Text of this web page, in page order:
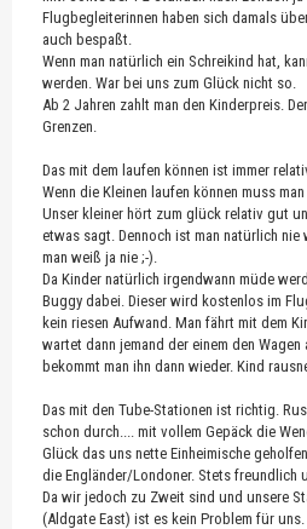
Flugbegleiterinnen haben sich damals
auch bespaßt.
Wenn man natürlich ein Schreikind hat,
werden. War bei uns zum Glück nicht so.
Ab 2 Jahren zahlt man den Kinderpreis.
Grenzen.
Das mit dem laufen können ist immer
Wenn die Kleinen laufen können muss
Unser kleiner hört zum glück relativ gut
etwas sagt. Dennoch ist man natürlich nie
man weiß ja nie ;-).
Da Kinder natürlich irgendwann müde
Buggy dabei. Dieser wird kostenlos im
kein riesen Aufwand. Man fährt mit dem
wartet dann jemand der einem den
bekommt man ihn dann wieder. Kind
Das mit den Tube-Stationen ist richtig.
schon durch.... mit vollem Gepäck die
Glück das uns nette Einheimische
die Engländer/Londoner. Stets freundlich
Da wir jedoch zu Zweit sind und unsere
(Aldgate East) ist es kein Problem für uns.